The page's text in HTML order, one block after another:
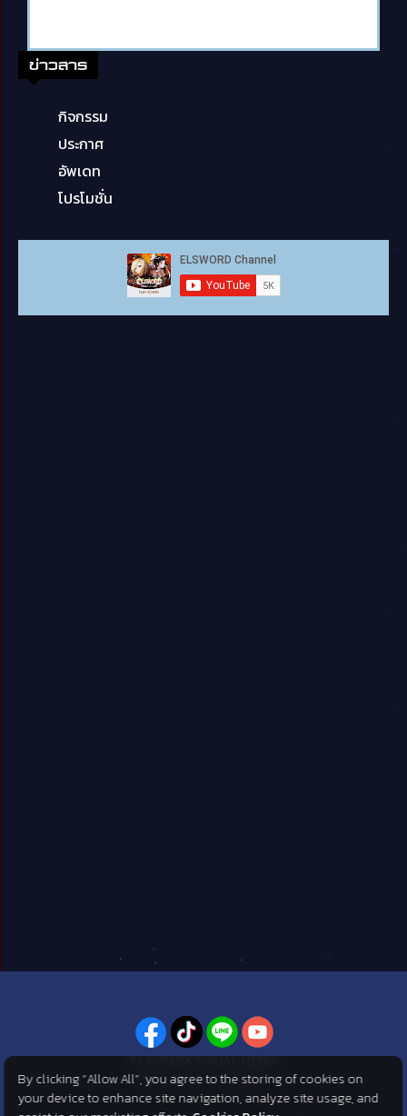
ข่าวสาร
กิจกรรม
ประกาศ
อัพเดท
โปรโมชั่น
PLAYPARK SOCIAL MEDIA
ไม่พลาดทุกข่าวสารจาก PlayPark
By clicking “Allow All”, you agree to the storing of cookies on
your device to enhance site navigation, analyze site usage, and